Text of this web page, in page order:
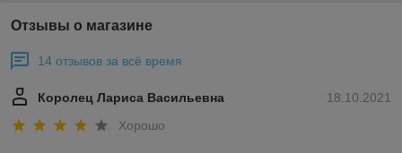
Отзывы о магазине
14 отзывов за всё время
18.10.2021
Королец Лариса Васильевна
Хорошо